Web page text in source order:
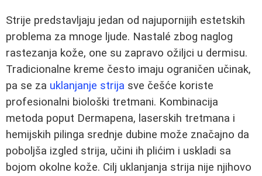
Strije predstavljaju jedan od najupornijih estetskih
problema za mnoge ljude. Nastalé zbog naglog
rastezanja kože, one su zapravo ožiljci u dermisu.
Tradicionalne kreme često imaju ograničen učinak,
pa se za uklanjanje strija sve češće koriste
profesionalni biološki tretmani. Kombinacija
metoda poput Dermapena, laserskih tretmana i
hemijskih pilinga srednje dubine može značajno da
poboljša izgled strija, učini ih plićim i uskladi sa
bojom okolne kože. Cilj uklanjanja strija nije njihovo